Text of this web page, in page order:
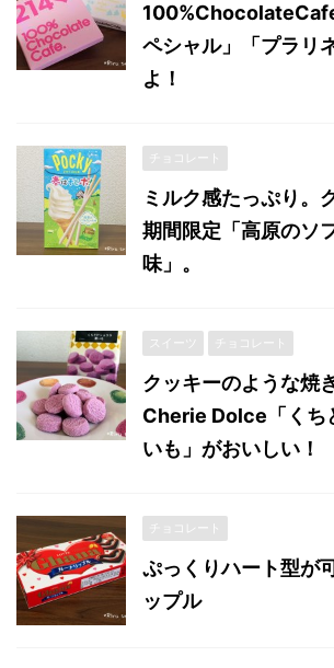
ペシャル」「プラリ
よ！
チョコレート
ミルク感たっぷり。
期間限定「高原のソ
味」。
スイーツ チョコレート
クッキーのような焼
Cherie Dolce「くち
いも」がおいしい！
チョコレート
ぷっくりハート型が
ップル